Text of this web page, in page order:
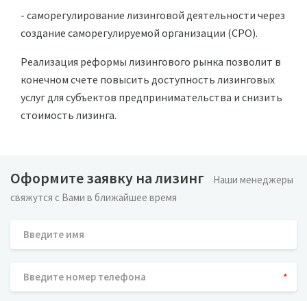
- саморегулирование лизинговой деятельности через
создание саморегулируемой организации (СРО).
Реализация реформы лизингового рынка позволит в
конечном счете повысить доступность лизинговых
услуг для субъектов предпринимательства и снизить
стоимость лизинга.
Оформите заявку на лизинг
Наши менеджеры
свяжутся с Вами в ближайшее время
*